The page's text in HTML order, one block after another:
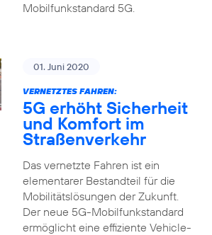
Mobilfunkstandard 5G.
01. Juni 2020
VERNETZTES FAHREN:
5G erhöht Sicherheit
und Komfort im
Straßenverkehr
Das vernetzte Fahren ist ein
elementarer Bestandteil für die
Mobilitätslösungen der Zukunft.
Der neue 5G-Mobilfunkstandard
ermöglicht eine effiziente Vehicle-